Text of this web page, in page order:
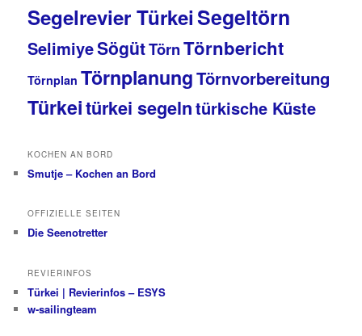
Segelrevier TürkeiSegeltörn
SelimiyeSögütTörnTörnbericht
Törnplan TörnplanungTörnvorbereitung
Türkeitürkei segelntürkische Küste
KOCHEN AN BORD
Smutje – Kochen an Bord
OFFIZIELLE SEITEN
Die Seenotretter
REVIERINFOS
Türkei | Revierinfos – ESYS
w-sailingteam